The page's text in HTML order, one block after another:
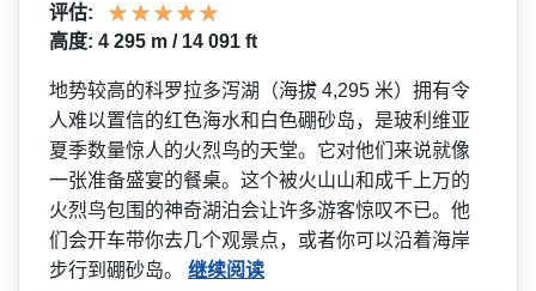
评估:
高度: 4 295 m / 14 091 ft
地势较高的科罗拉多泻湖（海拔 4,295 米）拥有令
人难以置信的红色­海水和白色硼砂岛，是玻利维亚
夏季数量惊人的火烈鸟­的天堂。它对他们来说就像
一张准备盛宴的餐桌。这个­被火山山和成千上万的
火烈鸟包围的神奇湖泊会让许多­游客惊叹不已。他
们会开车带你去几个观景点，或者你­可以沿着海岸
步行到硼砂岛。 继续阅读